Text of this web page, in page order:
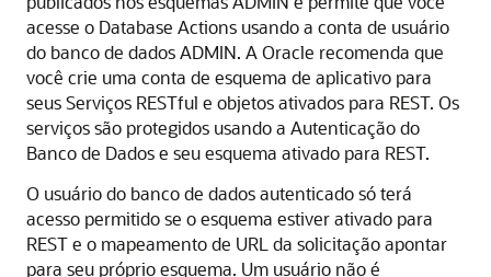
acesse o Database Actions usando a conta de usuário
do banco de dados ADMIN. A Oracle recomenda que
você crie uma conta de esquema de aplicativo para
seus Serviços RESTful e objetos ativados para REST. Os
serviços são protegidos usando a Autenticação do
Banco de Dados e seu esquema ativado para REST.
O usuário do banco de dados autenticado só terá
acesso permitido se o esquema estiver ativado para
REST e o mapeamento de URL da solicitação apontar
para seu próprio esquema. Um usuário não é